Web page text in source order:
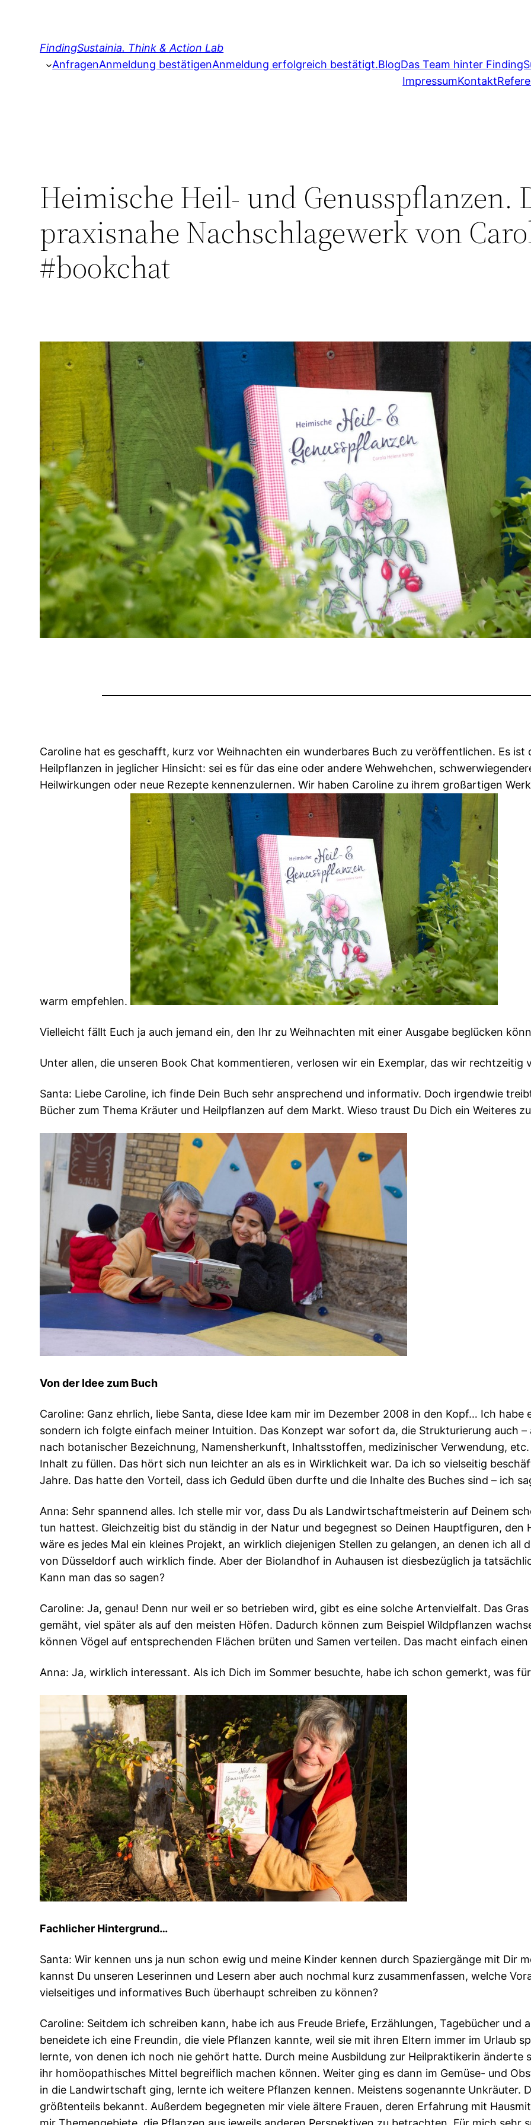
FindingSustainia. Think & Action Lab
AnfragenAnmeldung bestätigenAnmeldung erfolgreich bestätigt.BlogDas Team hinter
ImpressumKontakt
Heimische Heil- und Genusspflanzen.
praxisnahe Nachschlagewerk von
#bookchat
Caroline hat es geschafft, kurz vor Weihnachten ein wunderbares Buch zu veröffentlichen. Es
Heilpflanzen in jeglicher Hinsicht: sei es für das eine oder andere Wehwehchen,
Heilwirkungen oder neue Rezepte kennenzulernen. Wir haben Caroline zu ihrem großartigen
warm empfehlen.
Vielleicht fällt Euch ja auch jemand ein, den Ihr zu Weihnachten mit einer Ausgabe beglücken
Unter allen, die unseren Book Chat kommentieren, verlosen wir ein Exemplar, das wir
Santa: Liebe Caroline, ich finde Dein Buch sehr ansprechend und informativ. Doch irgendwie
Bücher zum Thema Kräuter und Heilpflanzen auf dem Markt. Wieso traust Du Dich ein Weiteres
Von der Idee zum Buch
Caroline: Ganz ehrlich, liebe Santa, diese Idee kam mir im Dezember 2008 in den Kopf… Ich
sondern ich folgte einfach meiner Intuition. Das Konzept war sofort da, die Strukturierung auch –
nach botanischer Bezeichnung, Namensherkunft, Inhaltsstoffen, medizinischer Verwendung,
Inhalt zu füllen. Das hört sich nun leichter an als es in Wirklichkeit war. Da ich so vielseitig
Jahre. Das hatte den Vorteil, dass ich Geduld üben durfte und die Inhalte des Buches sind – ich
Anna: Sehr spannend alles. Ich stelle mir vor, dass Du als Landwirtschaftmeisterin auf Deinem
tun hattest. Gleichzeitig bist du ständig in der Natur und begegnest so Deinen Hauptfiguren, den
wäre es jedes Mal ein kleines Projekt, an wirklich diejenigen Stellen zu gelangen, an denen ich
von Düsseldorf auch wirklich finde. Aber der Biolandhof in Auhausen ist diesbezüglich ja
Kann man das so sagen?
Caroline: Ja, genau! Denn nur weil er so betrieben wird, gibt es eine solche Artenvielfalt. Das
gemäht, viel später als auf den meisten Höfen. Dadurch können zum Beispiel Wildpflanzen
können Vögel auf entsprechenden Flächen brüten und Samen verteilen. Das macht einfach
Anna: Ja, wirklich interessant. Als ich Dich im Sommer besuchte, habe ich schon gemerkt, was
Fachlicher Hintergrund…
Santa: Wir kennen uns ja nun schon ewig und meine Kinder kennen durch Spaziergänge mit Dir
kannst Du unseren Leserinnen und Lesern aber auch nochmal kurz zusammenfassen, welche
vielseitiges und informatives Buch überhaupt schreiben zu können?
Caroline: Seitdem ich schreiben kann, habe ich aus Freude Briefe, Erzählungen, Tagebücher und
beneidete ich eine Freundin, die viele Pflanzen kannte, weil sie mit ihren Eltern immer im Urlaub
lernte, von denen ich noch nie gehört hatte. Durch meine Ausbildung zur Heilpraktikerin änderte
ihr homöopathisches Mittel begreiflich machen können. Weiter ging es dann im Gemüse- und
in die Landwirtschaft ging, lernte ich weitere Pflanzen kennen. Meistens sogenannte Unkräuter.
größtenteils bekannt. Außerdem begegneten mir viele ältere Frauen, deren Erfahrung mit